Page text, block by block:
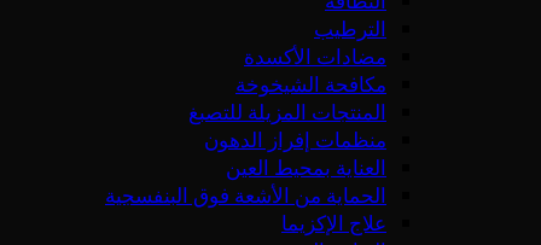
الترطيب
مضادات الأكسدة
مكافحة الشيخوخة
المنتجات المزيلة للتصبغ
منظمات إفراز الدهون
العناية بمحيط العين
الحماية من الأشعة فوق البنفسجية
علاج الإكزيما